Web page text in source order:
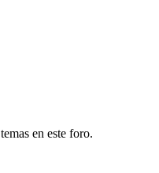
en este foro.